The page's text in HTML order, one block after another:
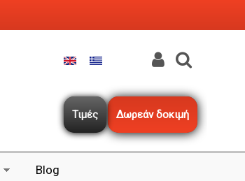
Δωρεάν δοκιμή
Τιμές
Blog